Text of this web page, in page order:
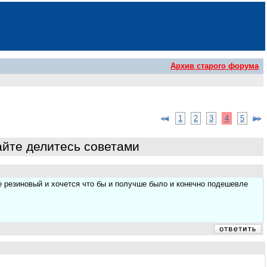
Архив старого форума
1 2 3 4 5
делитесь советами
резиновый и хочется что бы и получше было и конечно подешевле